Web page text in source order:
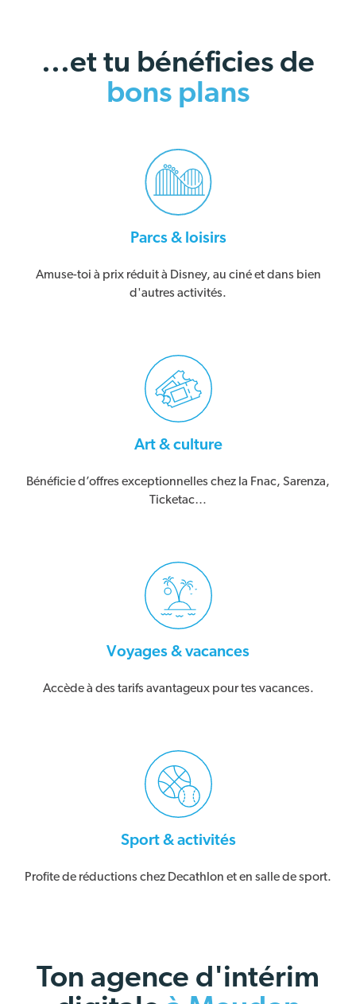
...et tu bénéficies de
bons plans
Parcs & loisirs
Amuse-toi à prix réduit à Disney, au ciné et dans bien
d'autres activités.
Art & culture
Bénéficie d’offres exceptionnelles chez la Fnac, Sarenza,
Ticketac…
Voyages & vacances
Accède à des tarifs avantageux pour tes vacances.
Sport & activités
Profite de réductions chez Decathlon et en salle de sport.
Ton agence d'intérim